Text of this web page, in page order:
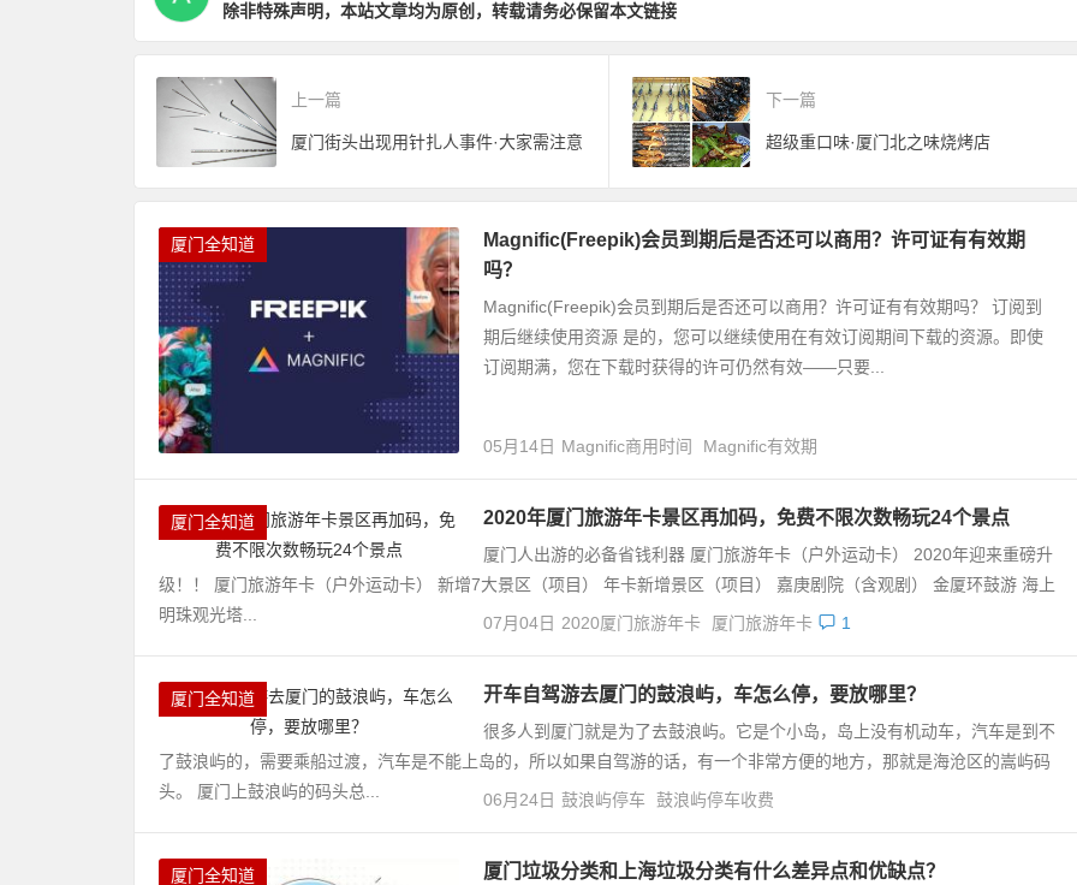
除非特殊声明，本站文章均为原创，转载请务必保留本文链接
上一篇
厦门街头出现用针扎人事件·大家需注意
下一篇
超级重口味·厦门北之味烧烤店
厦门全知道
Magnific(Freepik)会员到期后是否还可以商用？许可证有有效期
吗？
Magnific(Freepik)会员到期后是否还可以商用？许可证有有效期吗？ 订阅到
期后继续使用资源 是的，您可以继续使用在有效订阅期间下载的资源。即使
订阅期满，您在下载时获得的许可仍然有效——只要...
05月14日 Magnific商用时间 Magnific有效期
厦门全知道 2020年厦门旅游年卡景区再加码，免费不限次数畅玩24个景点
厦门人出游的必备省钱利器 厦门旅游年卡（户外运动卡） 2020年迎来重磅升
级！！ 厦门旅游年卡（户外运动卡） 新增7大景区（项目） 年卡新增景区（项目） 嘉庚剧院（含观剧） 金厦环鼓游 海上
明珠观光塔...
07月04日 2020厦门旅游年卡 厦门旅游年卡 1
厦门全知道 开车自驾游去厦门的鼓浪屿，车怎么停，要放哪里？
很多人到厦门就是为了去鼓浪屿。它是个小岛，岛上没有机动车，汽车是到不
了鼓浪屿的，需要乘船过渡，汽车是不能上岛的，所以如果自驾游的话，有一个非常方便的地方，那就是海沧区的嵩屿码
头。 厦门上鼓浪屿的码头总...
06月24日 鼓浪屿停车 鼓浪屿停车收费
厦门全知道 厦门垃圾分类和上海垃圾分类有什么差异点和优缺点？